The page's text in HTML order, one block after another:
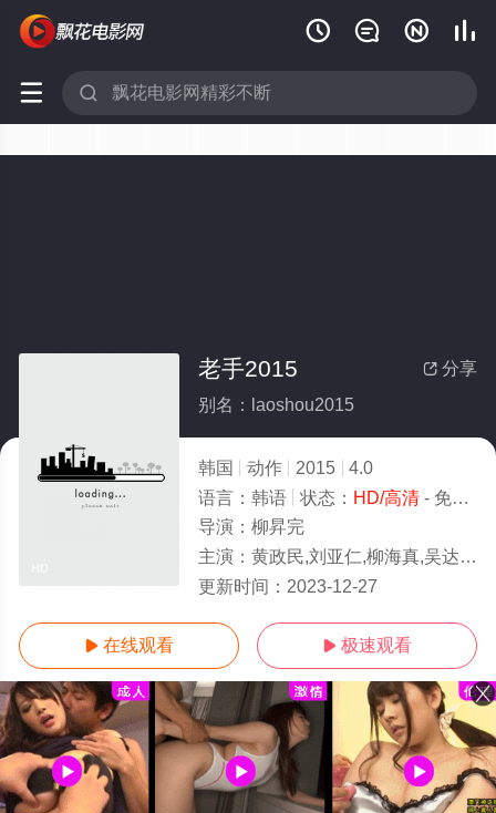
   
 
 分享
老手2015
别名：laoshou2015
韩国 动作 2015
4.0
语言： 韩语 状态： HD/高清- 免费在线观看
导演： 柳昇完
主演： 黄政民,刘亚仁,柳海真,吴达洙,郑满植,郑雄仁,张允珠,金时厚,陈庆,刘仁英,朴素丹,裴晟祐
更新时间： 2023-12-27
 在线观看  极速观看